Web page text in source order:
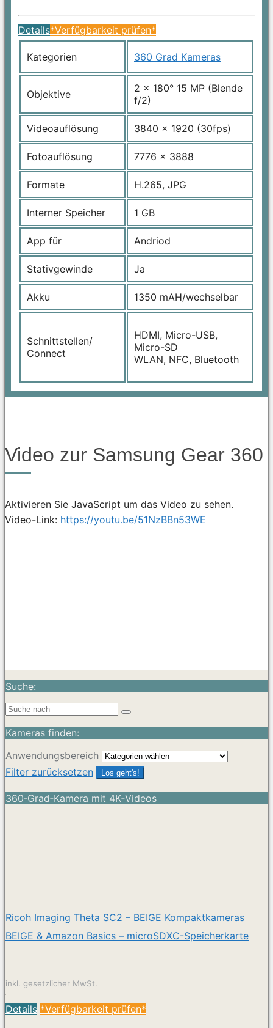
Details*Verfügbarkeit prüfen*
Kategorien 360 Grad Kameras
Objektive
2 x 180° 15 MP (Blende
f/2)
Videoauflösung 3840 x 1920 (30fps)
Fotoauflösung 7776 x 3888
Formate H.265, JPG
Interner Speicher 1 GB
App für Andriod
Stativgewinde Ja
Akku 1350 mAH/wechselbar
Schnittstellen/
Connect
HDMI, Micro-USB,
Micro-SD
WLAN, NFC, Bluetooth
Video zur Samsung Gear 360
Aktivieren Sie JavaScript um das Video zu sehen.
Video-Link: https://youtu.be/51NzBBn53WE
Suche:
Kameras finden:
Anwendungsbereich
Filter zurücksetzen
Los geht's!
360‑Grad‑Kamera mit 4K‑Videos
Ricoh Imaging Theta SC2 – BEIGE Kompaktkameras
BEIGE & Amazon Basics – microSDXC-Speicherkarte
inkl. gesetzlicher MwSt.
Details *Verfügbarkeit prüfen*